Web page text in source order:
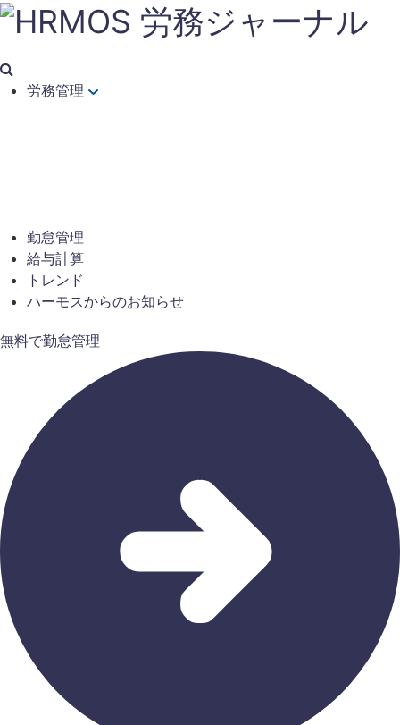
労務管理
勤怠管理
給与計算
トレンド
ハーモスからのお知らせ
無料で勤怠管理